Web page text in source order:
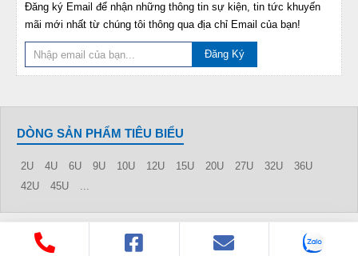
Đăng ký Email để nhận những thông tin sự kiện, tin tức khuyến
mãi mới nhất từ chúng tôi thông qua địa chỉ Email của bạn!
Đăng Ký
DÒNG SẢN PHẨM TIÊU BIỂU
2U 4U 6U 9U 10U 12U 15U 20U 27U 32U
36U
42U
45U ...
© 2016 Bản quyền thuộc về HỢP THÀNH THỊNH